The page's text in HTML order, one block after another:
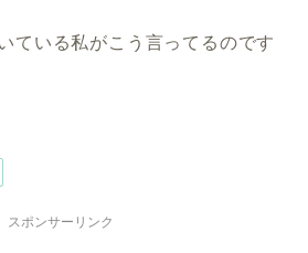
ている私がこう言ってるのです
スポンサーリンク